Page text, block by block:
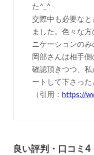
た^_^
交際中も必要な
ました。色々な
ニケーションのみ
岡部さんは相手
確認頂きつつ、
ートして下さった
（引用： https://
良い評判・口コミ